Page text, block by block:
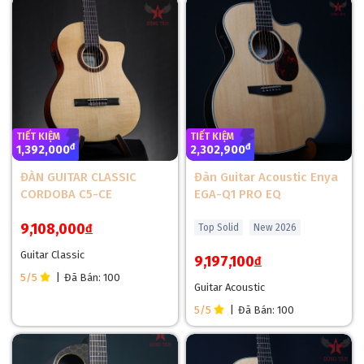
48mm cho phép người chơi bấm dễ dàng, ôm vừa vặn hơn
những cây đàn Classic thông thường.
TIẾT KIỆM
1,392,000đ
ĐÀN GUITAR CLASSIC
CORDOBA C5-CE
9,108,000đ
Guitar Classic
5/5
Đã Bán: 100
TIẾT KIỆM
2,302,900đ
Đàn Guitar Acoustic Enya
EGA-Q1 PRO EQ
Top Solid New 2026
9,197,100đ
Guitar Acoustic
5/5
Đã Bán: 100